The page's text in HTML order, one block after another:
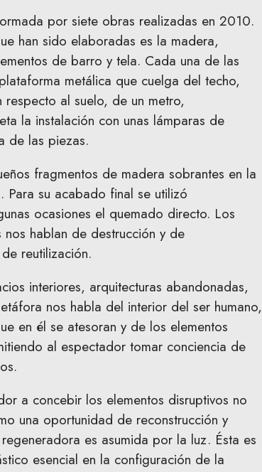
por siete obras realizadas en 2010.
han sido elaboradas es la madera,
de barro y tela. Cada una de las
metálica que cuelga del techo,
al suelo, de un metro,
la instalación con unas lámparas de
de las piezas.
fragmentos de madera sobrantes en la
Para su acabado final se utilizó
ocasiones el quemado directo. Los
hablan de destrucción y de
reutilización.
interiores, arquitecturas abandonadas,
nos habla del interior del ser humano,
en él se atesoran y de los elementos
al espectador tomar conciencia de
a concebir los elementos disruptivos no
una oportunidad de reconstrucción y
es asumida por la luz. Ésta es
esencial en la configuración de la